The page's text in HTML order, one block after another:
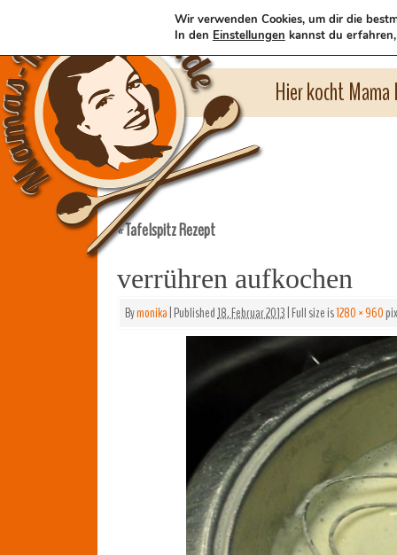
Hier kocht
«Tafelspitz Rezept
verrühren aufkochen
Bymonika|Published18. Februar 2013|Full size is1280 × 960
Wir verwenden Cookies, um dir die
In den Einstellungen kannst du